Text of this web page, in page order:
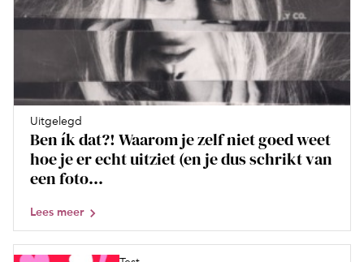
Uitgelegd
Ben ík dat?! Waarom je zelf niet goed weet
hoe je er echt uitziet (en je dus schrikt van
een foto...
Lees meer